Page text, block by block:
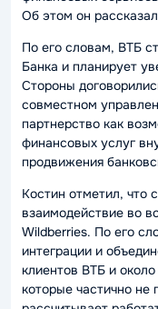
Об этом он
По его словам, ВТБ
Банка и планирует
Стороны
совместном
партнерство как
финансовых услуг
продвижения
Костин отметил, что
взаимодействие во
Wildberries. По его
интеграции и
клиентов ВТБ и
которые частично